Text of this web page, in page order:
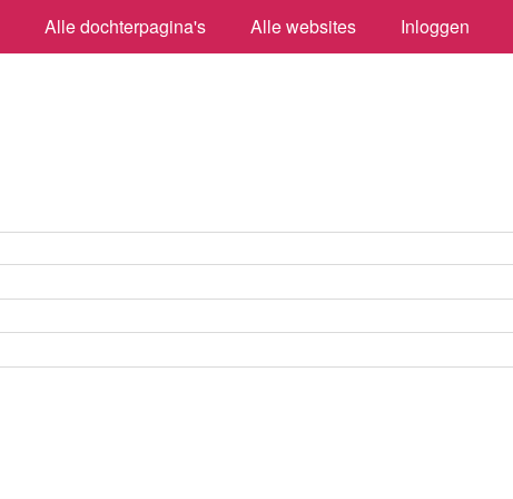
Alle dochterpagina's Alle websites Inloggen